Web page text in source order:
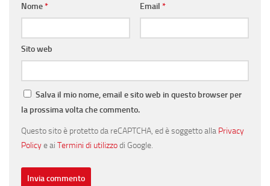
Nome* Email *
Sito web
Salva il mio nome, email e sito web in questo browser per
la prossima volta che commento.
Questo sito è protetto da reCAPTCHA, ed è soggetto alla Privacy
Policye ai Termini di utilizzodi Google.